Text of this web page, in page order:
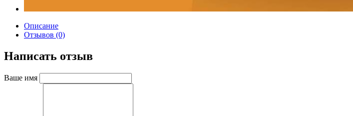
Описание
Отзывов (0)
Написать отзыв
Ваше имя